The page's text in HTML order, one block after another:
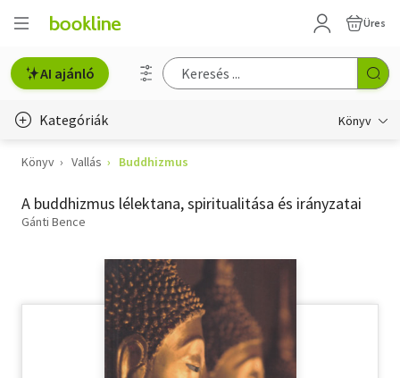
Üres
AI ajánló
Kategóriák Könyv
Életmód, egészség
Erotika
Hobbi, szabadidő
Könyv Vallás Buddhizmus
A buddhizmus lélektana, spiritualitása és irányzatai
Gánti Bence